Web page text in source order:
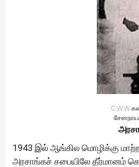
C.W.W
1943 இல் ஆங்கில மொழிக்கு
அரசாங்கச் சபையிலே தீர்மானம்